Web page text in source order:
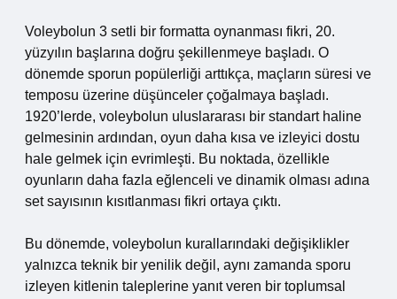
Voleybolun 3 setli bir formatta oynanması fikri, 20.
yüzyılın başlarına doğru şekillenmeye başladı. O
dönemde sporun popülerliği arttıkça, maçların süresi ve
temposu üzerine düşünceler çoğalmaya başladı.
1920’lerde, voleybolun uluslararası bir standart haline
gelmesinin ardından, oyun daha kısa ve izleyici dostu
hale gelmek için evrimleşti. Bu noktada, özellikle
oyunların daha fazla eğlenceli ve dinamik olması adına
set sayısının kısıtlanması fikri ortaya çıktı.
Bu dönemde, voleybolun kurallarındaki değişiklikler
yalnızca teknik bir yenilik değil, aynı zamanda sporu
izleyen kitlenin taleplerine yanıt veren bir toplumsal